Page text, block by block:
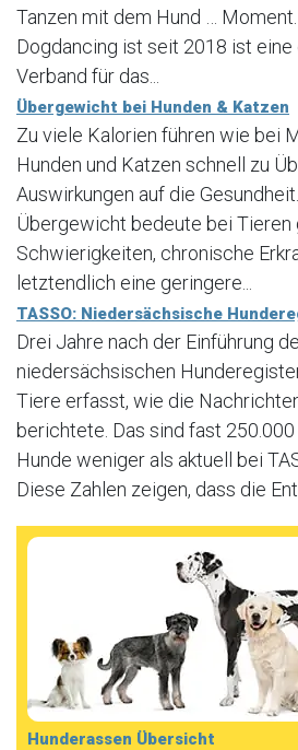
Tanzen mit dem Hund … Moment.
Dogdancing ist seit 2018 ist
Verband für das...
Übergewicht bei Hunden & Katzen
Zu viele Kalorien führen wie bei
Hunden und Katzen schnell zu
Auswirkungen auf die
Übergewicht bedeute bei Tieren
Schwierigkeiten, chronische
letztendlich eine geringere...
TASSO: Niedersächsische
Drei Jahre nach der Einführung
niedersächsischen
Tiere erfasst, wie die
berichtete. Das sind fast
Hunde weniger als aktuell bei
Diese Zahlen zeigen, dass die
Hunderassen Übersicht